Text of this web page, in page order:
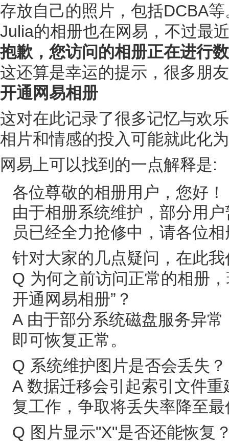
存放自己的照片，包括DCBA等
Julia的相册也在网易，不过最
抱歉，您访问的相册正在进行
这还算是幸运的提示，很多朋
开通网易相册
这对在此记录了很多记忆与欢
相片和情感的投入可能就此化
网易上可以找到的一点解释是:
各位尊敬的相册用户，您好！
由于相册系统维护，部分用
员已经全力抢修中，请各位
针对大家的几点疑问，在此
Q 为何之前访问正常的相册
开通网易相册”？
A 由于部分系统磁盘服务异
即可恢复正常。
Q 系统维护图片是否会丢失？
A 数据迁移会引起索引文件
复工作，争取将丢失率降至最
Q 图片显示"X"是否还能恢复